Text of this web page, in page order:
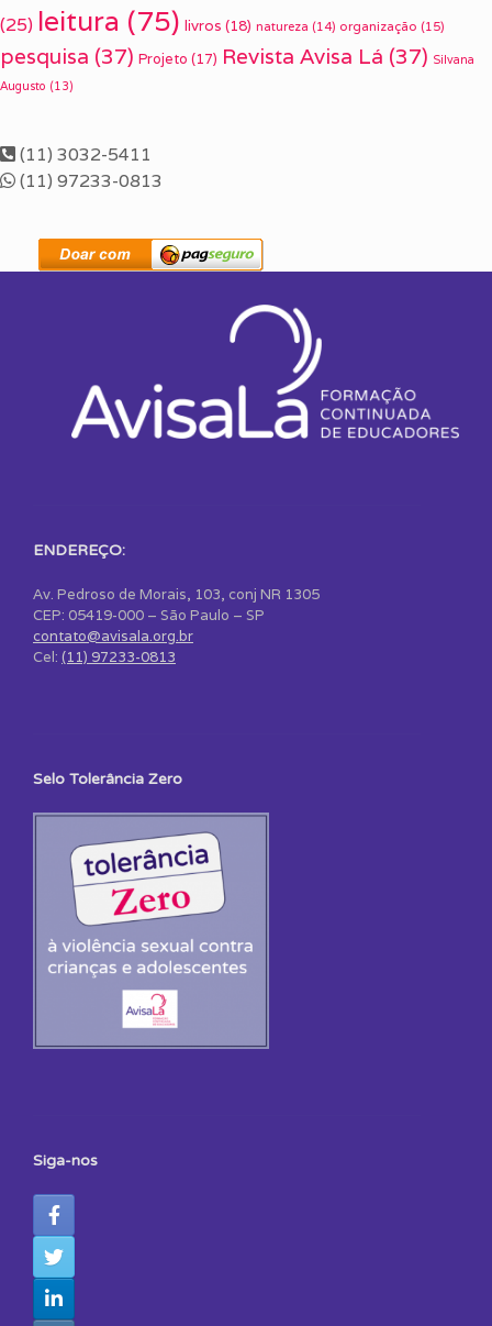
(25) leitura (75) livros (18) natureza (14) organização (15)
pesquisa (37) Projeto (17) Revista Avisa Lá (37) Silvana
Augusto (13)
(11) 3032-5411
(11) 97233-0813
ENDEREÇO:
Av. Pedroso de Morais, 103, conj NR 1305
CEP: 05419-000 – São Paulo – SP
contato@avisala.org.br
Cel: (11) 97233-0813
Selo Tolerância Zero
Siga-nos